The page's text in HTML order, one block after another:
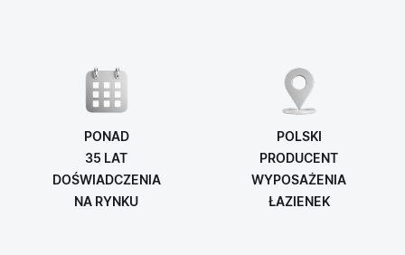
PONAD
35 LAT
DOŚWIADCZENIA
NA RYNKU
POLSKI
PRODUCENT
WYPOSAŻENIA
ŁAZIENEK